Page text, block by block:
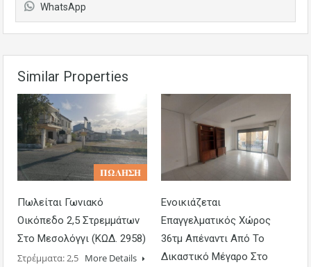
WhatsApp
Similar Properties
𝚷𝛀𝚲𝚮𝚺𝚮
Πωλείται Γωνιακό
Οικόπεδο 2,5 Στρεμμάτων
Στο Μεσολόγγι (ΚΩΔ. 2958)
Στρέμματα: 2,5 More Details
Ενοικιάζεται
Επαγγελματικός Χώρος
36τμ Απέναντι Από Το
Δικαστικό Μέγαρο Στο